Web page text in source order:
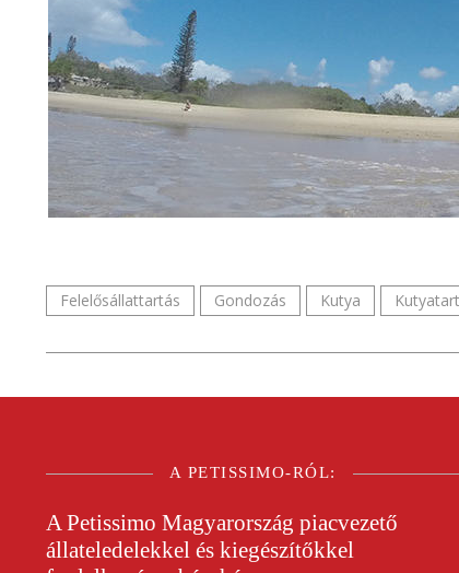
Felelősállattartás Gondozás Kutya
A PETISSIMO-RÓL:
APetissimo Magyarország piacvezető
állateledelekkel és kiegészítőkkel